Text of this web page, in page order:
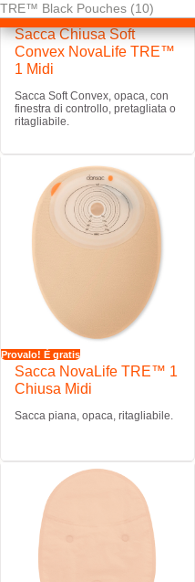
TRE™ Black Pouches (10)
Provalo! È gratis
Sacca Chiusa Soft
Convex NovaLife TRE™
1 Midi
Sacca Soft Convex, opaca, con
finestra di controllo, pretagliata o
ritagliabile.
Provalo! È gratis
Sacca NovaLife TRE™ 1
Chiusa Midi
Sacca piana, opaca, ritagliabile.